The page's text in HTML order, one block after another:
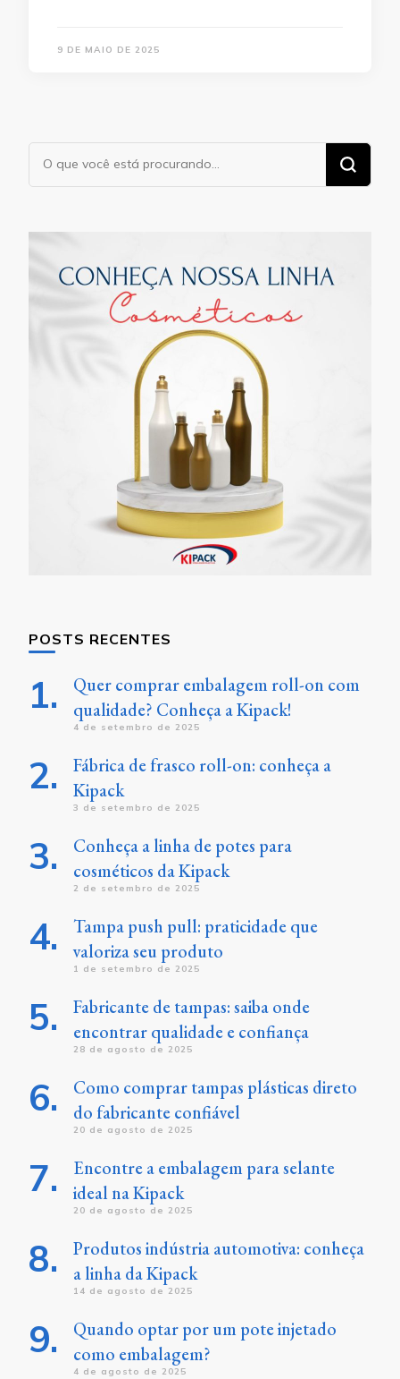
9 DE MAIO DE 2025
Procurando
algo?
POSTS RECENTES
Quer comprar embalagem roll-on com
qualidade? Conheça a Kipack!
4 de setembro de 2025
Fábrica de frasco roll-on: conheça a
Kipack
3 de setembro de 2025
Conheça a linha de potes para
cosméticos da Kipack
2 de setembro de 2025
Tampa push pull: praticidade que
valoriza seu produto
1 de setembro de 2025
Fabricante de tampas: saiba onde
encontrar qualidade e confiança
28 de agosto de 2025
Como comprar tampas plásticas direto
do fabricante confiável
20 de agosto de 2025
Encontre a embalagem para selante
ideal na Kipack
20 de agosto de 2025
Produtos indústria automotiva: conheça
a linha da Kipack
14 de agosto de 2025
Quando optar por um pote injetado
como embalagem?
4 de agosto de 2025